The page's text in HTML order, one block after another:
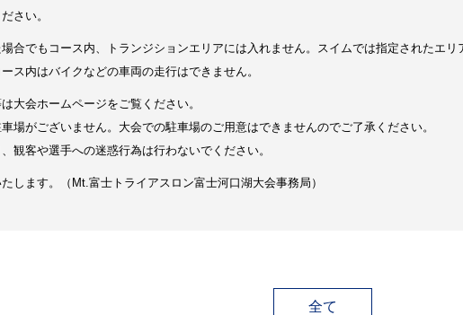
さい。
合でもコース内、トランジションエリアには入れません。スイムでは指定されたエリ
ス内はバイクなどの車両の走行はできません。
大会ホームページをご覧ください。
場がございません。大会での駐車場のご用意はできませんのでご了承ください。
観客や選手への迷惑行為は行わないでください。
します。（Mt.富士トライアスロン富士河口湖大会事務局）
全て